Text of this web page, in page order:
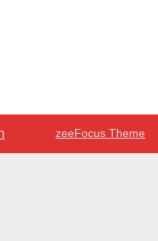
zeeFocus Theme